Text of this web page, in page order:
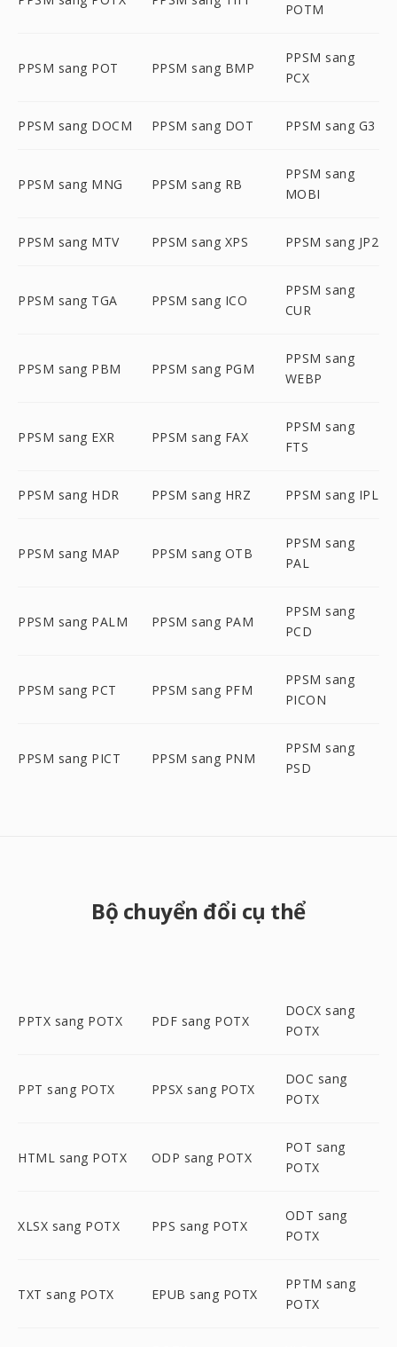
POTM
PPSM sang POT PPSM sang BMP
PPSM sang
PCX
PPSM sang DOCM PPSM sang DOT PPSM sang G3
PPSM sang MNG PPSM sang RB
PPSM sang
MOBI
PPSM sang MTV PPSM sang XPS PPSM sang JP2
PPSM sang TGA PPSM sang ICO
PPSM sang
CUR
PPSM sang PBM PPSM sang PGM
PPSM sang
WEBP
PPSM sang EXR PPSM sang FAX
PPSM sang
FTS
PPSM sang HDR PPSM sang HRZ PPSM sang IPL
PPSM sang MAP PPSM sang OTB
PPSM sang
PAL
PPSM sang PALM PPSM sang PAM
PPSM sang
PCD
PPSM sang PCT PPSM sang PFM
PPSM sang
PICON
PPSM sang PICT PPSM sang PNM
PPSM sang
PSD
Bộ chuyển đổi cụ thể
PPTX sang POTX PDF sang POTX
DOCX sang
POTX
PPT sang POTX PPSX sang POTX
DOC sang
POTX
HTML sang POTX ODP sang POTX
POT sang
POTX
XLSX sang POTX PPS sang POTX
ODT sang
POTX
TXT sang POTX EPUB sang POTX
PPTM sang
POTX